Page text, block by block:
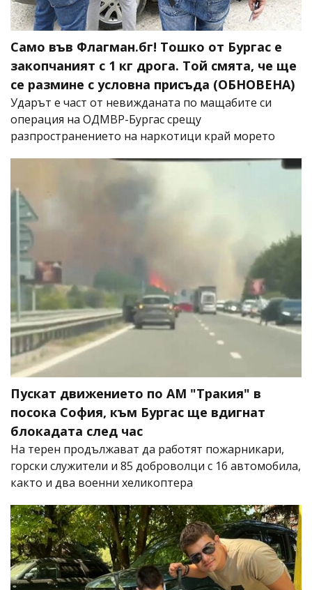
Само във Флагман.бг! Тошко от Бургас е
закопчаният с 1 кг дрога. Той смята, че ще
се размине с условна присъда (ОБНОВЕНА)
Ударът е част от невижданата по мащабите си
операция на ОДМВР-Бургас срещу
разпространението на наркотици край морето
Пускат движението по АМ "Тракия" в
посока София, към Бургас ще вдигнат
блокадата след час
На терен продължават да работят пожарникари,
горски служители и 85 доброволци с 16 автомобила,
както и два военни хеликоптера